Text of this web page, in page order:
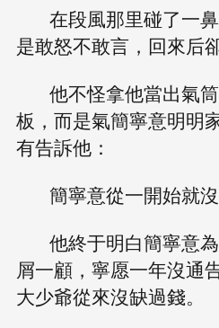
在段風那里碰了一
是敢怒不敢言，回來后
他不怪拿他當出氣
板，而是氣簡寧意明明
有告訴他：
簡寧意從一開始就
他終于明白簡寧意
屑一顧，寧愿一年沒通
大少爺從來沒缺過錢。